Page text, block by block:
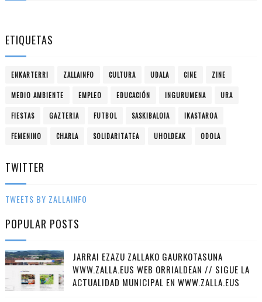
ETIQUETAS
ENKARTERRI ZALLAINFO CULTURA UDALA CINE ZINE
MEDIO AMBIENTE EMPLEO EDUCACIÓN INGURUMENA URA
FIESTAS GAZTERIA FUTBOL SASKIBALOIA IKASTAROA
FEMENINO CHARLA SOLIDARITATEA UHOLDEAK ODOLA
TWITTER
TWEETS BY ZALLAINFO
POPULAR POSTS
JARRAI EZAZU ZALLAKO GAURKOTASUNA
WWW.ZALLA.EUS WEB ORRIALDEAN // SIGUE LA
ACTUALIDAD MUNICIPAL EN WWW.ZALLA.EUS